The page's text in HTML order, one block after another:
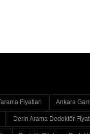
Fiyatları Ankara
Derin Arama Dedektör